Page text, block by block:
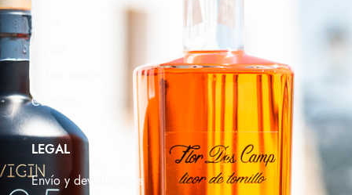
Inicio
Contacto
LEGAL
Envío y devoluciones